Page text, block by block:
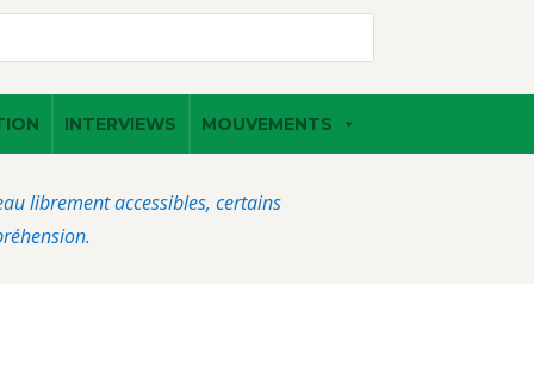
INTERVIEWS MOUVEMENTS
librement accessibles, certains